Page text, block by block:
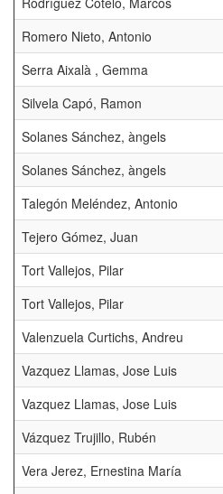
Romero Nieto, Antonio
Serra Aixalà , Gemma
Silvela Capó, Ramon
Solanes Sánchez, àngels
Solanes Sánchez, àngels
Talegón Meléndez, Antonio
Tejero Gómez, Juan
Tort Vallejos, Pilar
Tort Vallejos, Pilar
Valenzuela Curtichs, Andreu
Vazquez Llamas, Jose Luis
Vazquez Llamas, Jose Luis
Vázquez Trujillo, Rubén
Vera Jerez, Ernestina María